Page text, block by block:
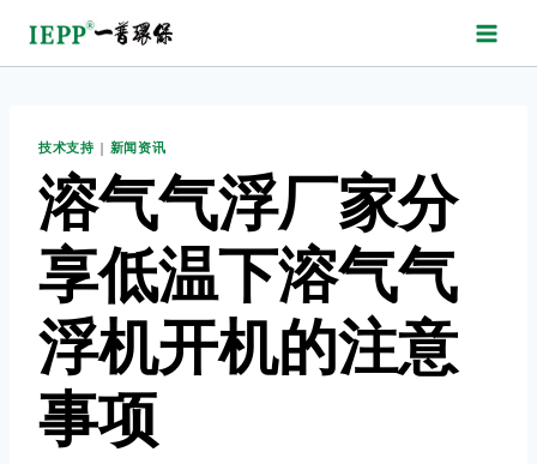
技术支持 | 新闻资讯
溶气气浮厂家分
享低温下溶气气
浮机开机的注意
事项